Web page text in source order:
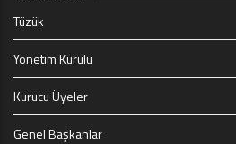
Tüzük
Yönetim Kurulu
Kurucu Üyeler
Genel Başkanlar